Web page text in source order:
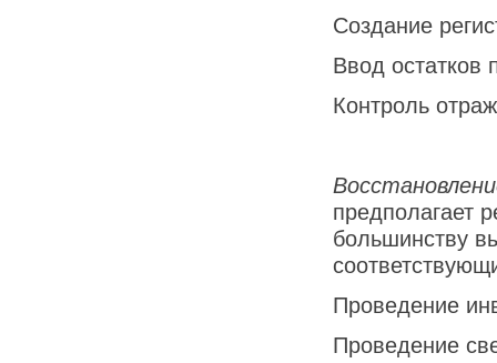
Создание
Ввод остатков
Контроль
предполагает
большинству
Проведение
Проведение